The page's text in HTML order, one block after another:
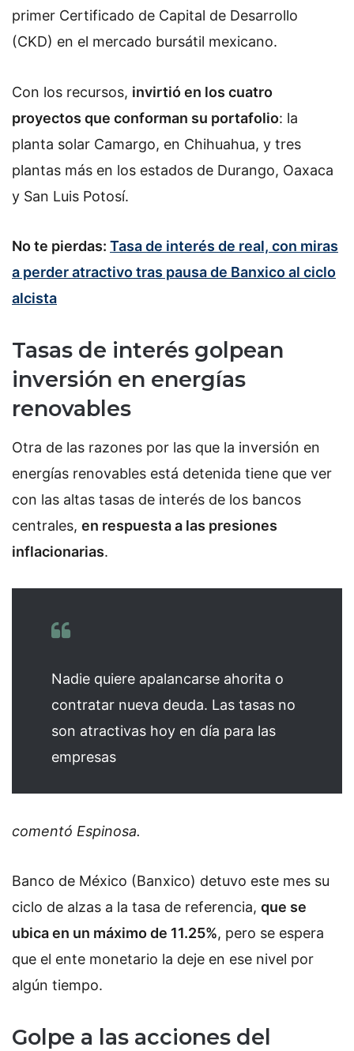
primer Certificado de Capital de Desarrollo
(CKD) en el mercado bursátil mexicano.
Con los recursos, invirtió en los cuatro
proyectos que conforman su portafolio: la
planta solar Camargo, en Chihuahua, y tres
plantas más en los estados de Durango, Oaxaca
y San Luis Potosí.
No te pierdas: Tasa de interés de real, con miras
a perder atractivo tras pausa de Banxico al ciclo
alcista
Tasas de interés golpean
inversión en energías
renovables
Otra de las razones por las que la inversión en
energías renovables está detenida tiene que ver
con las altas tasas de interés de los bancos
centrales, en respuesta a las presiones
inflacionarias.
Nadie quiere apalancarse ahorita o
contratar nueva deuda. Las tasas no
son atractivas hoy en día para las
empresas
comentó Espinosa.
Banco de México (Banxico) detuvo este mes su
ciclo de alzas a la tasa de referencia, que se
ubica en un máximo de 11.25%, pero se espera
que el ente monetario la deje en ese nivel por
algún tiempo.
Golpe a las acciones del